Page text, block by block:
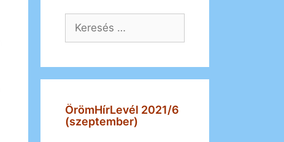
Keresés:
ÖrömHírLevél 2021/6
(szeptember)